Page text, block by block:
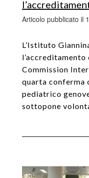
Articolo pubblicato il
L’Istituto
Commission
quarta conferma
pediatrico
sottopone